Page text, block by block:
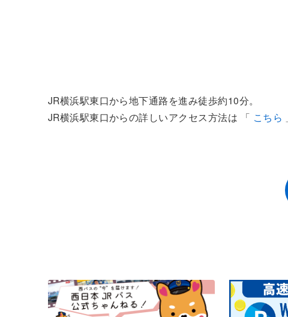
JR横浜駅東口から地下通路を進み徒歩約10分。
JR横浜駅東口からの詳しいアクセス方法は 「 こちら